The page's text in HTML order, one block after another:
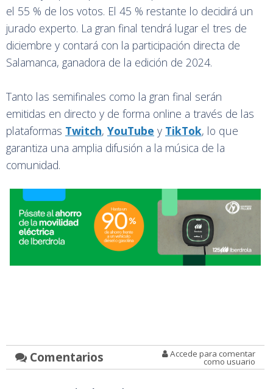
el 55 % de los votos. El 45 % restante lo decidirá un
jurado experto. La gran final tendrá lugar el tres de
diciembre y contará con la participación directa de
Salamanca, ganadora de la edición de 2024.
Tanto las semifinales como la gran final serán
emitidas en directo y de forma online a través de las
plataformas Twitch, YouTube y TikTok, lo que
garantiza una amplia difusión a la música de la
comunidad.
Comentarios Accede para comentar
como usuario